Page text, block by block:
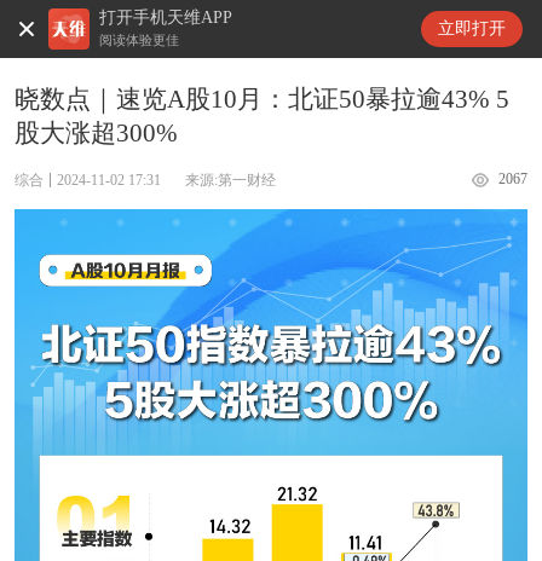
打开手机天维APP
阅读体验更佳
立即打开
天维新闻
晓数点｜速览A股10月：北证50暴拉逾43% 5
股大涨超300%
综合 2024-11-02 17:31 来源:第一财经 2067